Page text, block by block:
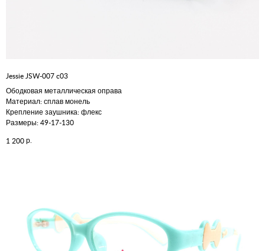
Jessie JSW-007 c03
Ободковая металлическая оправа
Материал: сплав монель
Крепление заушника: флекс
Размеры: 49-17-130
1 200р.